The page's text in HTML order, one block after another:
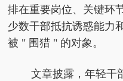
排在重要岗位、关键环
少数干部抵抗诱惑能力
被 " 围猎 " 的对象。
文章披露，年轻干